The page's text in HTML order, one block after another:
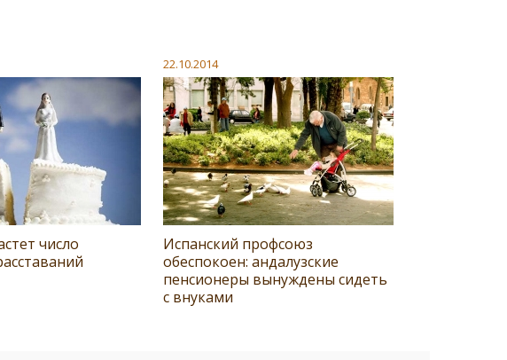
число
22.10.2014
Испанский профсоюз
обеспокоен: андалузские
пенсионеры вынуждены сидеть
с внуками